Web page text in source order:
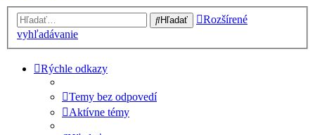
Hľadať
Rozšírené
vyhľadávanie
Rýchle odkazy
Temy bez odpovedí
Aktívne témy